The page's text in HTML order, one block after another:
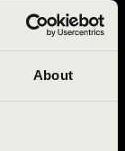
About
– A